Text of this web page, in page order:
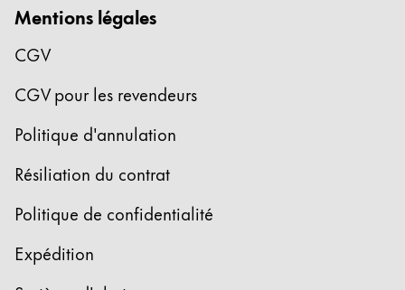
Design
Responsabilité
Esprit pionnier
Carrière
À propos de votre commande
FR/CG
Créer un compte
Créer un compte
Mentions légales
CGV
CGV pour les revendeurs
Politique d'annulation
Résiliation du contrat
Politique de confidentialité
Expédition